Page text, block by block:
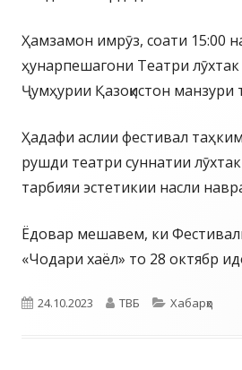
Ҳамзамон имрӯз, соати 15:00
ҳунарпешагони Театри
Ҷумҳурии Қазоқистон
Ҳадафи аслии фестивал
рушди театри суннатии
тарбияи эстетикии насли
Ёдовар мешавем, ки
«Чодари хаёл» то 28 октябр
Опубликовано
24.10.2023 Автор
ТВБ Рубрики
Хабарҳо